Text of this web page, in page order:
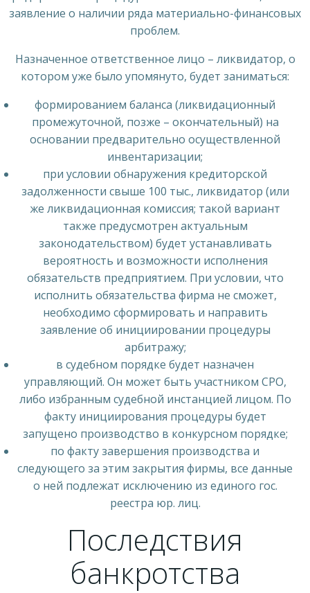
заявление о наличии ряда материально-финансовых
проблем.
Назначенное ответственное лицо – ликвидатор, о
котором уже было упомянуто, будет заниматься:
формированием баланса (ликвидационный
промежуточной, позже – окончательный) на
основании предварительно осуществленной
инвентаризации;
при условии обнаружения кредиторской
задолженности свыше 100 тыс., ликвидатор (или
же ликвидационная комиссия; такой вариант
также предусмотрен актуальным
законодательством) будет устанавливать
вероятность и возможности исполнения
обязательств предприятием. При условии, что
исполнить обязательства фирма не сможет,
необходимо сформировать и направить
заявление об инициировании процедуры
арбитражу;
в судебном порядке будет назначен
управляющий. Он может быть участником СРО,
либо избранным судебной инстанцией лицом. По
факту инициирования процедуры будет
запущено производство в конкурсном порядке;
по факту завершения производства и
следующего за этим закрытия фирмы, все данные
о ней подлежат исключению из единого гос.
реестра юр. лиц.
Последствия
банкротства